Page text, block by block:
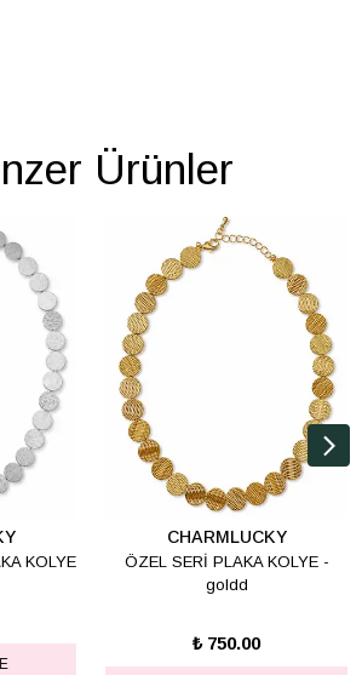
Ürünler
KOLYE
CHARMLUCKY
ÖZEL SERİ PLAKA KOLYE -
goldd
₺ 750.00